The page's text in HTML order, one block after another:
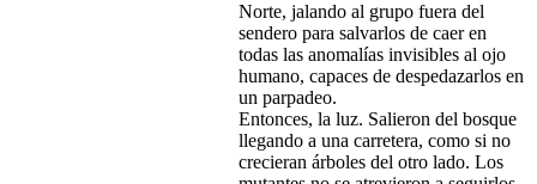
Norte, jalando al grupo fuera del
sendero para salvarlos de caer en
todas las anomalías invisibles al ojo
humano, capaces de despedazarlos en
un parpadeo.
Entonces, la luz. Salieron del bosque
llegando a una carretera, como si no
crecieran árboles del otro lado. Los